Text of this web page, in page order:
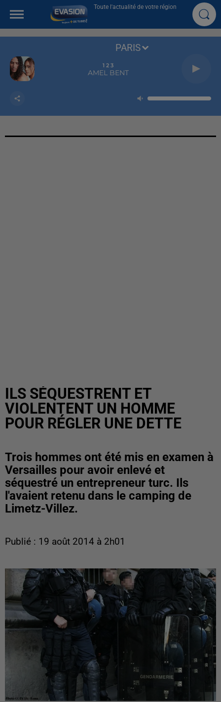
Toute l'actualité de votre région
1 2 3
AMEL BENT
PARIS
ILS SÉQUESTRENT ET
VIOLENTENT UN HOMME
POUR RÉGLER UNE DETTE
Trois hommes ont été mis en examen à
Versailles pour avoir enlevé et
séquestré un entrepreneur turc. Ils
l'avaient retenu dans le camping de
Limetz-Villez.
Publié : 19 août 2014 à 2h01